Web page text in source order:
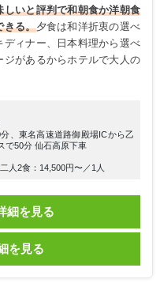
しいと評判で和朝食か洋朝食
きる。夕食は和洋折衷の選べ
ィナー、日本料理から選べ
があるからホテルで大人の
、東名高速道路御殿場ICから乙
で50分 仙石高原下車
人2食：14,500円〜／1人
細を見る
を見る